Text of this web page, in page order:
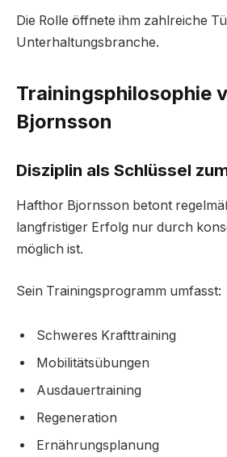
Die Rolle öffnete ihm zahlreiche
Unterhaltungsbranche.
Trainingsphilosophie
Bjornsson
Disziplin als Schlüssel
Hafthor Bjornsson betont
langfristiger Erfolg nur durch
möglich ist.
Sein Trainingsprogramm umfasst:
Schweres Krafttraining
Mobilitätsübungen
Ausdauertraining
Regeneration
Ernährungsplanung